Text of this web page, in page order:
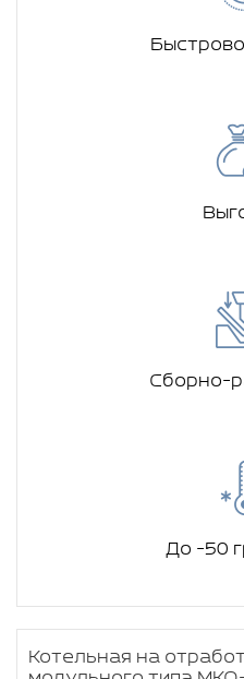
Сборно-
До -50
Котельная на